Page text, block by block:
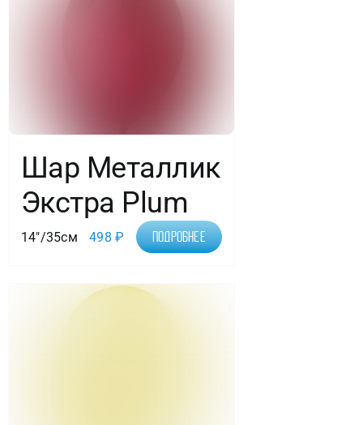
Шар Металлик
Экстра Plum
14"/35см 498₽ Подробнее